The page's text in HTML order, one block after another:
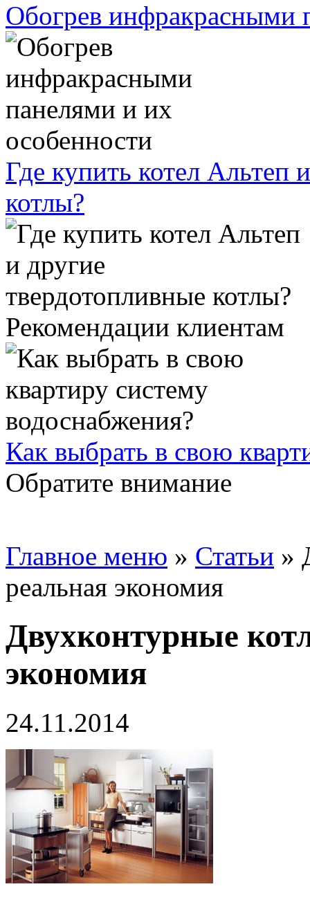
Обогрев инфракрасными
Где купить котел Альтеп
котлы?
Рекомендации клиентам
Как выбрать в свою
Обратите внимание
Главное меню » Статьи »
реальная экономия
Двухконтурные
экономия
24.11.2014